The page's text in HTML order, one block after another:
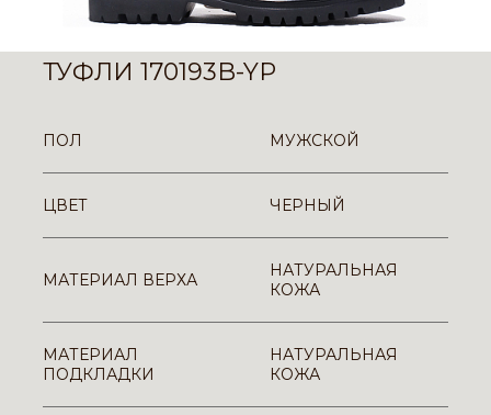
ТУФЛИ 170193B-YP
ПОЛ МУЖСКОЙ
ЦВЕТ ЧЕРНЫЙ
МАТЕРИАЛ ВЕРХА
НАТУРАЛЬНАЯ
КОЖА
МАТЕРИАЛ
ПОДКЛАДКИ
НАТУРАЛЬНАЯ
КОЖА